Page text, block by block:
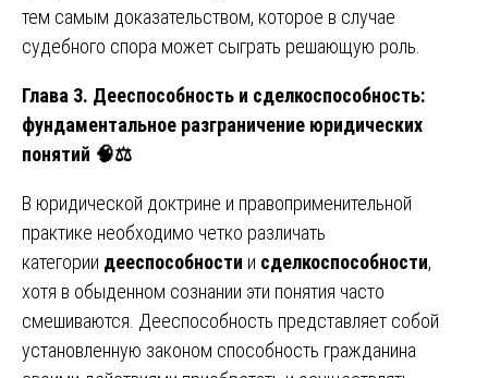
тем самым доказательством, которое в случае
судебного спора может сыграть решающую роль.
Глава 3. Дееспособность и сделкоспособность:
фундаментальное разграничение юридических
понятий 🧠⚖️
В юридической доктрине и правоприменительной
практике необходимо четко различать
категории дееспособности и сделкоспособности,
хотя в обыденном сознании эти понятия часто
смешиваются. Дееспособность представляет собой
установленную законом способность гражданина